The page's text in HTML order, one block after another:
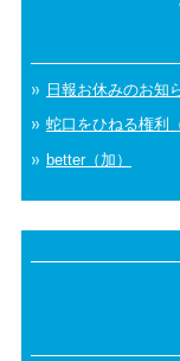
日報お休みのお知
蛇口をひねる権利
better（加）